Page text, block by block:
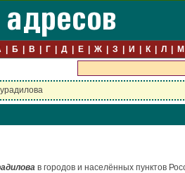
Б В Г Д Е Ж З И К Л М
в городов и населённых пунктов